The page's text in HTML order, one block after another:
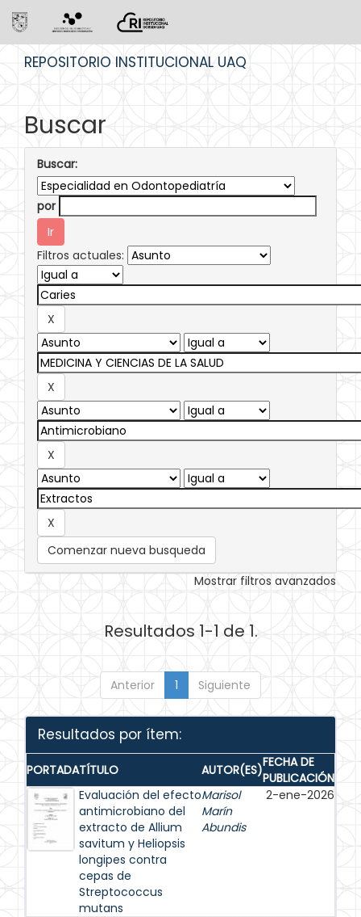
REPOSITORIO INSTITUCIONAL UAQ
Buscar
Buscar:
por
Filtros actuales:
Comenzar nueva busqueda
Mostrar filtros avanzados
Resultados 1-1 de 1.
Anterior 1 Siguiente
Resultados por ítem:
PORTADATÍTULO AUTOR(ES)FECHA DE
PUBLICACIÓN
Evaluación del efecto
antimicrobiano del
extracto de Allium
savitum y Heliopsis
longipes contra
cepas de
Streptococcus
mutans
Marisol
Marín
Abundis
2-ene-2026